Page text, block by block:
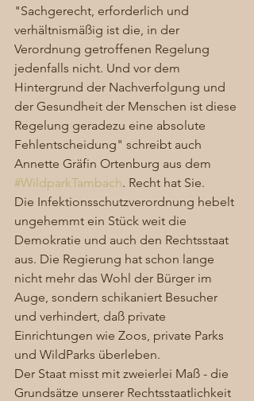
"Sachgerecht, erforderlich und
verhältnismäßig ist die, in der
Verordnung getroffenen Regelung
jedenfalls nicht. Und vor dem
Hintergrund der Nachverfolgung und
der Gesundheit der Menschen ist diese
Regelung geradezu eine absolute
Fehlentscheidung" schreibt auch
Annette Gräfin Ortenburg aus dem
#WildparkTambach. Recht hat Sie.
Die Infektionsschutzverordnung hebelt
ungehemmt ein Stück weit die
Demokratie und auch den Rechtsstaat
aus. Die Regierung hat schon lange
nicht mehr das Wohl der Bürger im
Auge, sondern schikaniert Besucher
und verhindert, daß private
Einrichtungen wie Zoos, private Parks
und WildParks überleben.
Der Staat misst mit zweierlei Maß - die
Grundsätze unserer Rechtsstaatlichkeit